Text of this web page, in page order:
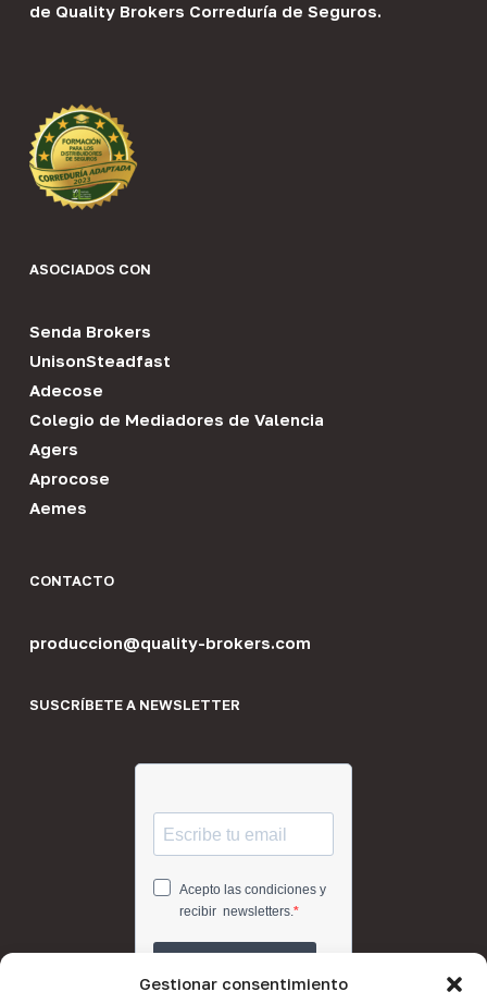
Gestionar consentimiento
de Quality Brokers Correduría de Seguros.
ASOCIADOS CON
Senda Brokers
UnisonSteadfast
Adecose
Colegio de Mediadores de Valencia
Agers
Aprocose
Aemes
CONTACTO
produccion@quality-brokers.com
SUSCRÍBETE A NEWSLETTER